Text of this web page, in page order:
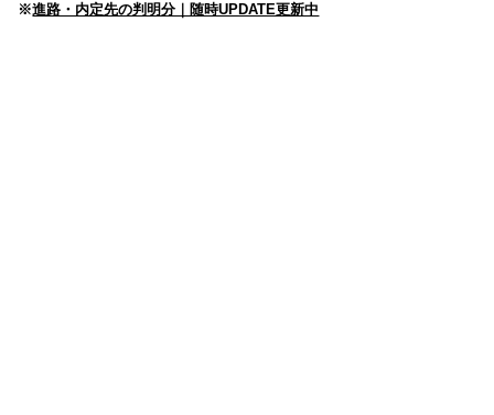
※進路・内定先の判明分｜随時UPDATE更新中